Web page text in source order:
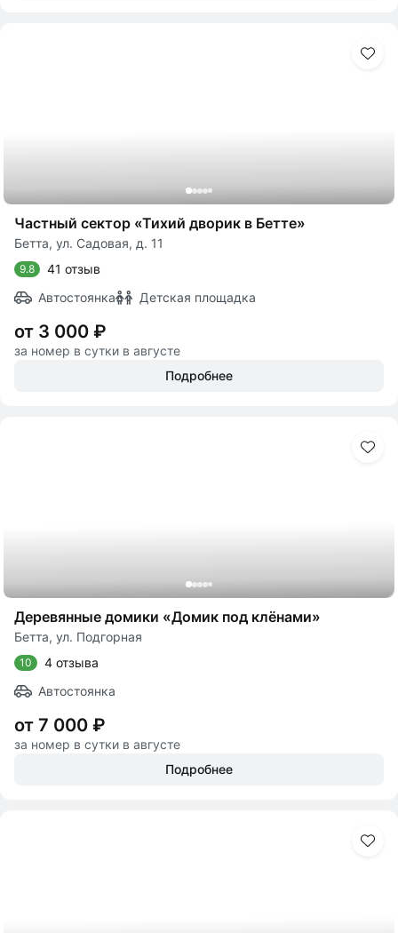
Частный сектор «Тихий дворик в Бетте»
Бетта, ул. Садовая, д. 11
9.8
41 отзыв
Автостоянка
Детская площадка
от 3 000 ₽
за номер в сутки в августе
Подробнее
Деревянные домики «Домик под клëнами»
Бетта, ул. Подгорная
10
4 отзыва
Автостоянка
от 7 000 ₽
за номер в сутки в августе
Подробнее